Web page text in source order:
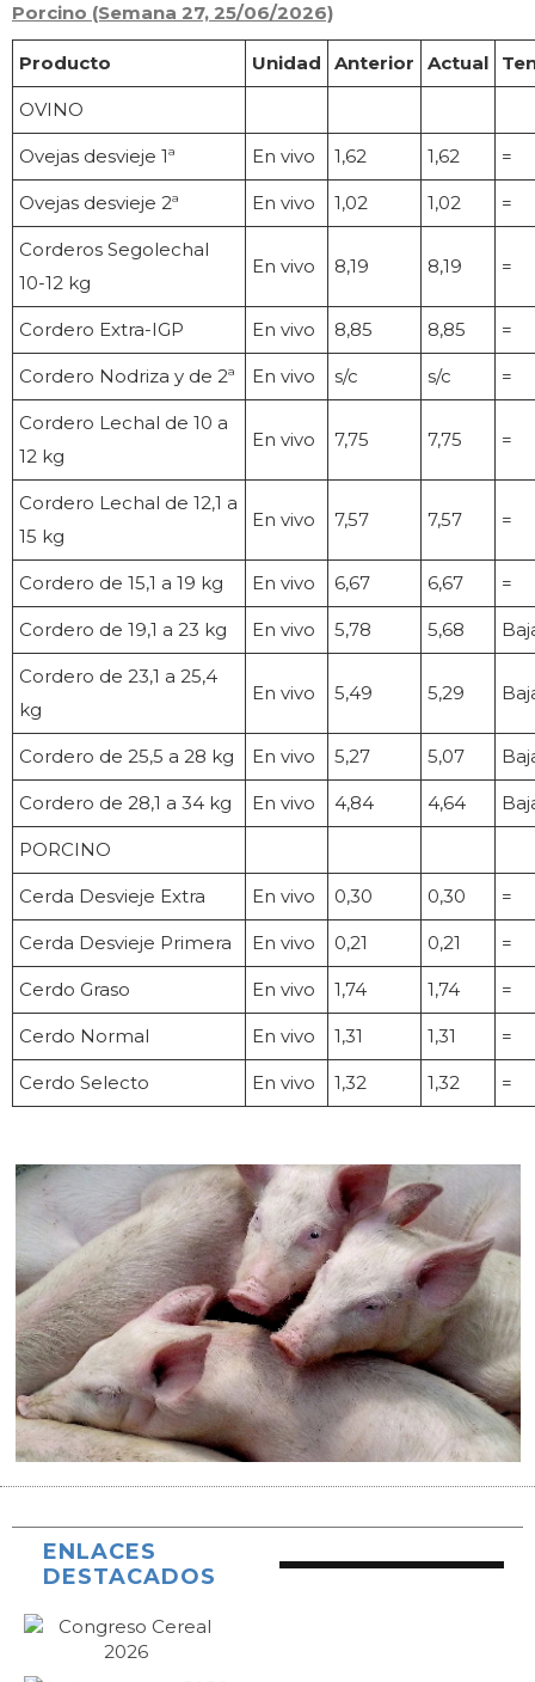
Porcino (Semana 27, 25/06/2026)
Producto Unidad Anterior Actual
OVINO
Ovejas desvieje 1ª En vivo 1,62 1,62 =
Ovejas desvieje 2ª En vivo 1,02 1,02 =
Corderos Segolechal
10-12 kg
En vivo 8,19 8,19 =
Cordero Extra-IGP En vivo 8,85 8,85 =
Cordero Nodriza y de 2ª En vivo s/c s/c =
Cordero Lechal de 10 a
12 kg
En vivo 7,75 7,75 =
Cordero Lechal de 12,1 a
15 kg
En vivo 7,57 7,57 =
Cordero de 15,1 a 19 kg En vivo 6,67 6,67 =
Cordero de 19,1 a 23 kg En vivo 5,78 5,68
Cordero de 23,1 a 25,4
kg
En vivo 5,49 5,29
Cordero de 25,5 a 28 kg En vivo 5,27 5,07
Cordero de 28,1 a 34 kg En vivo 4,84 4,64
PORCINO
Cerda Desvieje Extra En vivo 0,30 0,30 =
Cerda Desvieje Primera En vivo 0,21 0,21 =
Cerdo Graso En vivo 1,74 1,74 =
Cerdo Normal En vivo 1,31 1,31 =
Cerdo Selecto En vivo 1,32 1,32 =
ENLACES
DESTACADOS